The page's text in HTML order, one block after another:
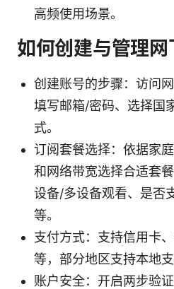
高频使用场景。
如何创建与管理网
创建账号的步骤：访问
填写邮箱/密码、选择国
式。
订阅套餐选择：依据家
和网络带宽选择合适套
设备/多设备观看、是否
等。
支付方式：支持信用卡
等，部分地区支持本地支
账户安全：开启两步验